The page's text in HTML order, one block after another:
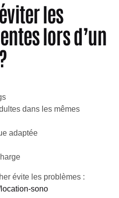
les
lors d’un
dans les mêmes
adaptée
évite les problèmes :
sono